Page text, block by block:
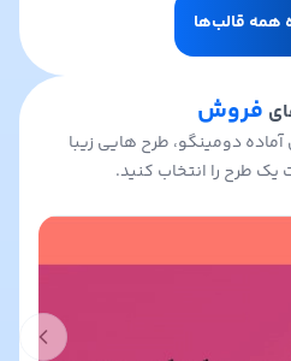
همه قالب‌ها
فروش
دومینگو، طرح هایی زیبا
یک طرح را انتخاب کنید.
slide